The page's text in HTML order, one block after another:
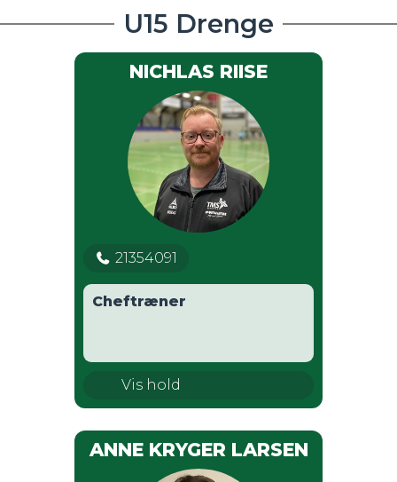
U15 Drenge
NICHLAS RIISE
21354091
Cheftræner
Vis hold
U15 Drenge
ANNE KRYGER LARSEN